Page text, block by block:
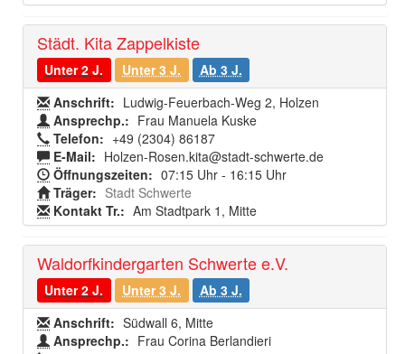
Städt. Kita Zappelkiste
Unter 2 J. Unter 3 J.
Ab 3 J.
Anschrift: Ludwig-Feuerbach-Weg 2, Holzen
Ansprechp.: Frau Manuela Kuske
Telefon: +49 (2304) 86187
E-Mail: Holzen-Rosen.kita@stadt-schwerte.de
Öffnungszeiten: 07:15 Uhr - 16:15 Uhr
Träger: Stadt Schwerte
Kontakt Tr.: Am Stadtpark 1, Mitte
Waldorfkindergarten Schwerte e.V.
Unter 2 J. Unter 3 J.
Ab 3 J.
Anschrift: Südwall 6, Mitte
Ansprechp.: Frau Corina Berlandieri